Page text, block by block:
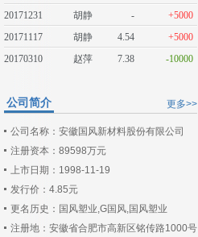
20171231
胡静 -
+5000
20171117
胡静 4.54
+5000
20170310
赵萍 7.38 -10000
更多>>
公司简介
公司名称：安徽国风新材料股份有限公司
注册资本：89598万元
上市日期：1998-11-19
发行价：4.85元
更名历史：国风塑业,G国风,国风塑业
注册地：安徽省合肥市高新区铭传路1000号